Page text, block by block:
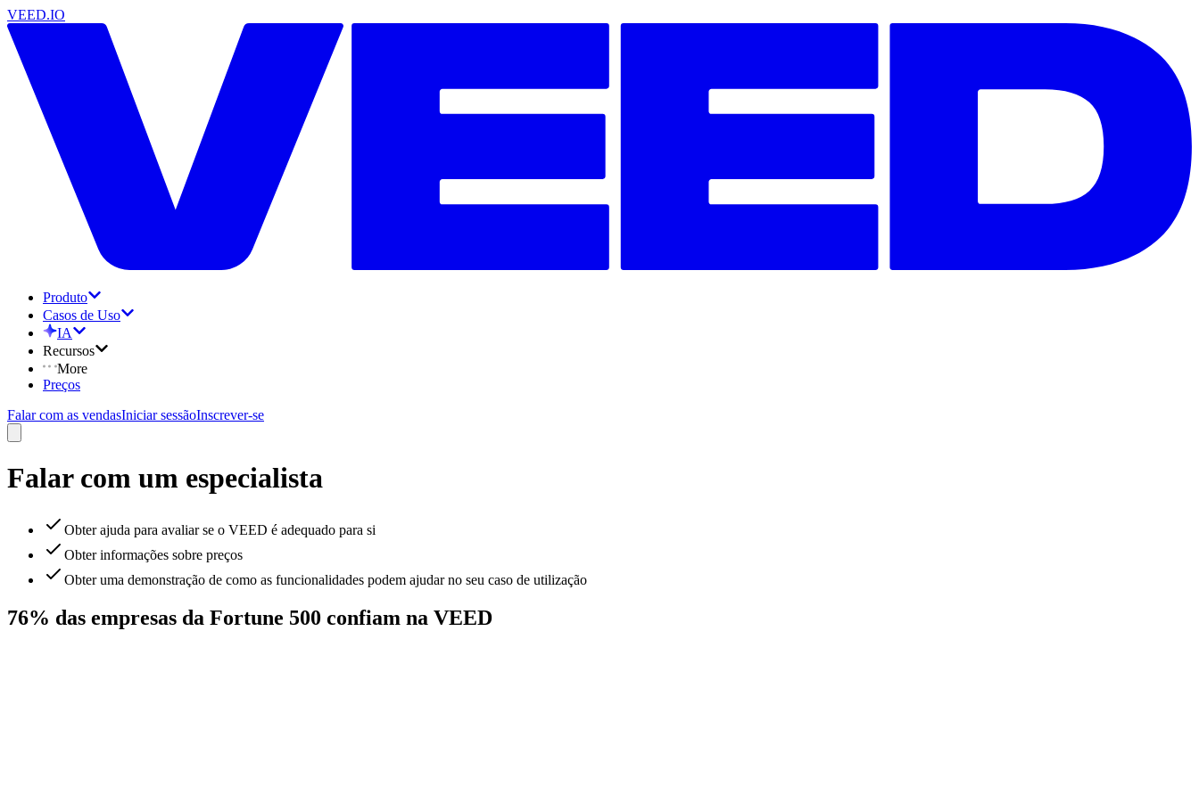
VEED.IO
Produto
Casos de Uso
IA
Recursos
More
Preços
Falar com as vendasIniciar sessãoInscrever-se
Falar com um especialista
Obter ajuda para avaliar se o VEED é adequado para si
Obter informações sobre preços
Obter uma demonstração de como as funcionalidades podem ajudar no seu caso de utilização
76% das empresas da Fortune 500 confiam na VEED